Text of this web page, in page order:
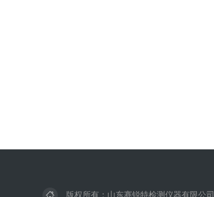
版权所有：山东赛锐特检测仪器有限公司